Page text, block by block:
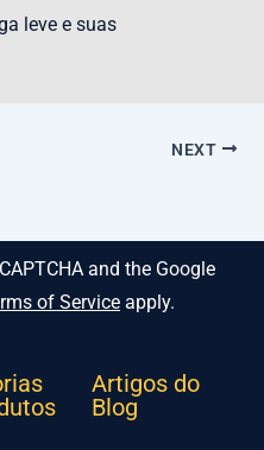
leve e suas
NEXT
and the Google
of Service apply.
Artigos do
Blog